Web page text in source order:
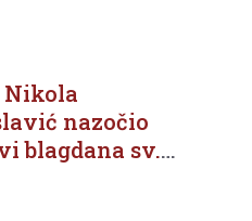
Nikola
nazočio
blagdana sv.
općine